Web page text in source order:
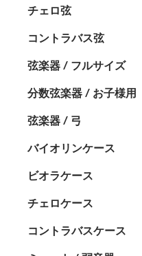
チェロ弦
コントラバス弦
弦楽器 / フルサイズ
分数弦楽器 / お子様用
弦楽器 / 弓
バイオリンケース
ビオラケース
チェロケース
コントラバスケース